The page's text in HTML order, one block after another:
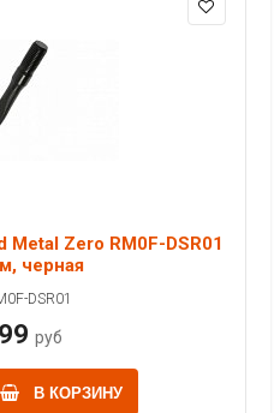
Zero RM0F-DSR01
черная
DSR01
руб
В КОРЗИНУ